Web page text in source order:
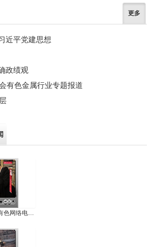
更多
近平党建思想
政绩观
有色金属行业专题报道
2026年3月24日中国有色网络电视新闻